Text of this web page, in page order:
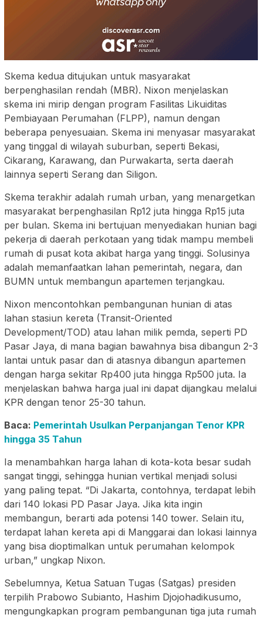
Skema kedua ditujukan untuk masyarakat
berpenghasilan rendah (MBR). Nixon menjelaskan
skema ini mirip dengan program Fasilitas Likuiditas
Pembiayaan Perumahan (FLPP), namun dengan
beberapa penyesuaian. Skema ini menyasar masyarakat
yang tinggal di wilayah suburban, seperti Bekasi,
Cikarang, Karawang, dan Purwakarta, serta daerah
lainnya seperti Serang dan Siligon.
Skema terakhir adalah rumah urban, yang menargetkan
masyarakat berpenghasilan Rp12 juta hingga Rp15 juta
per bulan. Skema ini bertujuan menyediakan hunian bagi
pekerja di daerah perkotaan yang tidak mampu membeli
rumah di pusat kota akibat harga yang tinggi. Solusinya
adalah memanfaatkan lahan pemerintah, negara, dan
BUMN untuk membangun apartemen terjangkau.
Nixon mencontohkan pembangunan hunian di atas
lahan stasiun kereta (Transit-Oriented
Development/TOD) atau lahan milik pemda, seperti PD
Pasar Jaya, di mana bagian bawahnya bisa dibangun 2-3
lantai untuk pasar dan di atasnya dibangun apartemen
dengan harga sekitar Rp400 juta hingga Rp500 juta. Ia
menjelaskan bahwa harga jual ini dapat dijangkau melalui
KPR dengan tenor 25-30 tahun.
Baca: Pemerintah Usulkan Perpanjangan Tenor KPR
hingga 35 Tahun
Ia menambahkan harga lahan di kota-kota besar sudah
sangat tinggi, sehingga hunian vertikal menjadi solusi
yang paling tepat. “Di Jakarta, contohnya, terdapat lebih
dari 140 lokasi PD Pasar Jaya. Jika kita ingin
membangun, berarti ada potensi 140 tower. Selain itu,
terdapat lahan kereta api di Manggarai dan lokasi lainnya
yang bisa dioptimalkan untuk perumahan kelompok
urban,” ungkap Nixon.
Sebelumnya, Ketua Satuan Tugas (Satgas) presiden
terpilih Prabowo Subianto, Hashim Djojohadikusumo,
mengungkapkan program pembangunan tiga juta rumah